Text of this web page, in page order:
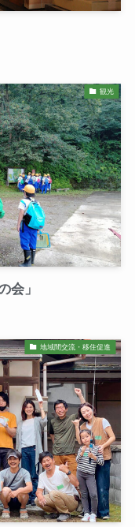
観光
会」
地域間交流・移住促進